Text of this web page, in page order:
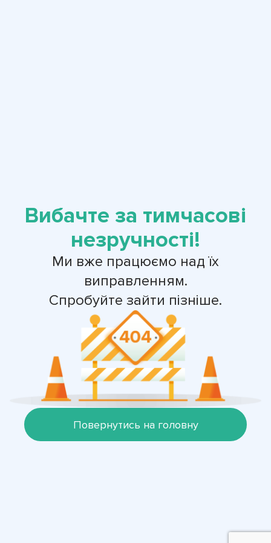
Вибачте за тимчасові
незручності!
Ми вже працюємо над їх
виправленням.
Спробуйте зайти пізніше.
Повернутись на головну